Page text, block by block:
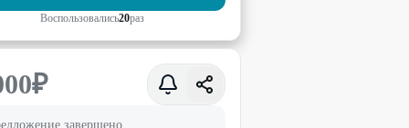
Воспользовались20раз
₽
завершено